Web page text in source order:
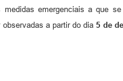
medidas emergenciais a que
observadas a partir do dia5 de